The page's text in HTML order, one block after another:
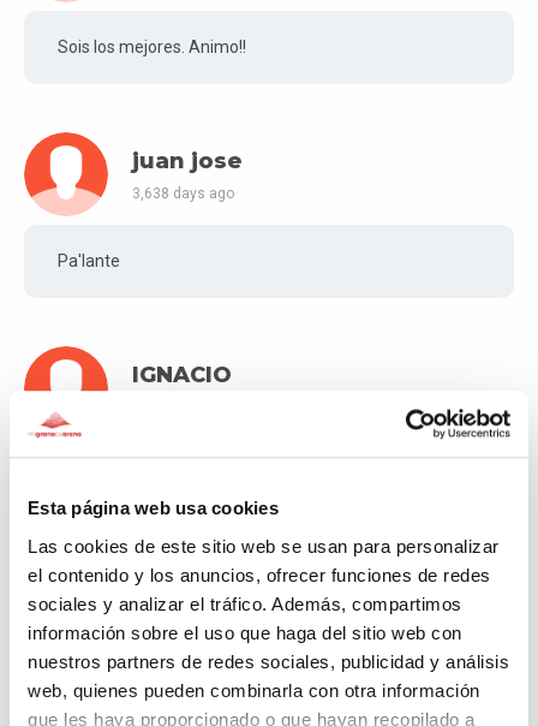
Esta página web usa cookies
Las cookies de este sitio web se usan para personalizar
el contenido y los anuncios, ofrecer funciones de redes
sociales y analizar el tráfico. Además, compartimos
información sobre el uso que haga del sitio web con
nuestros partners de redes sociales, publicidad y análisis
web, quienes pueden combinarla con otra información
que les haya proporcionado o que hayan recopilado a
Sois los mejores. Animo!!
juan jose
3,638 days ago
Pa'lante
IGNACIO
Francisco
¡Ánimo!